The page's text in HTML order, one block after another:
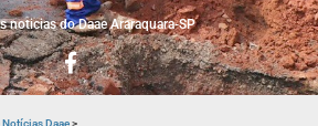
noticias do Daae Araraquara-SP
Notícias Daae>